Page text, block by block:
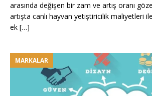
arasında değişen bir zam ve artış oranı
artışta canlı hayvan yetiştiricilik maliyetleri
ek […]
MARKALAR